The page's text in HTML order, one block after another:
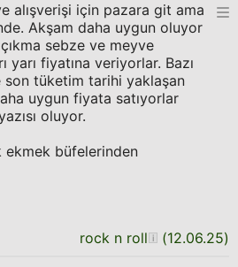
alışverişi için pazara git ama
Akşam daha uygun oluyor
sebze ve meyve
yarı fiyatına veriyorlar. Bazı
son tüketim tarihi yaklaşan
uygun fiyata satıyorlar
oluyor.
ekmek büfelerinden
rock n roll (12.06.25)